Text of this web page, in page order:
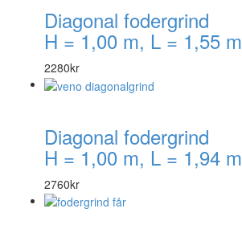
Diagonal fodergrind
H = 1,00 m, L = 1,55 m
2280kr
Diagonal fodergrind
H = 1,00 m, L = 1,94 m
2760kr